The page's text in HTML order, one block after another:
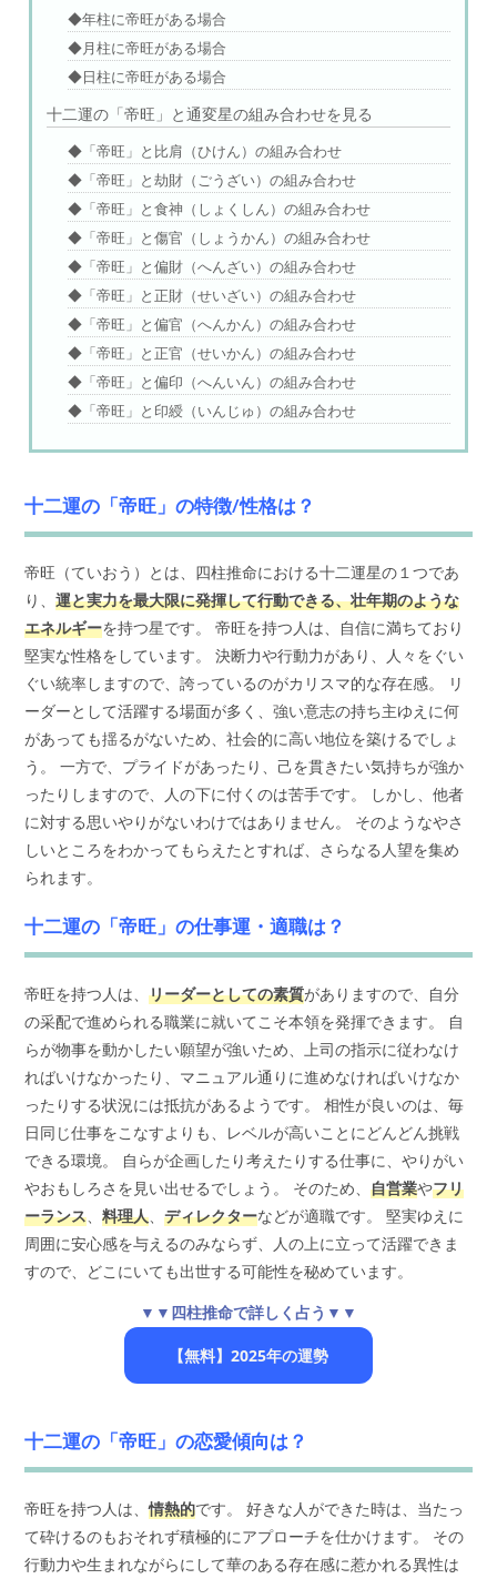
◆年柱に帝旺がある場合
◆月柱に帝旺がある場合
◆日柱に帝旺がある場合
十二運の「帝旺」と通変星の組み合わせを見る
◆「帝旺」と比肩（ひけん）の組み合わせ
◆「帝旺」と劫財（ごうざい）の組み合わせ
◆「帝旺」と食神（しょくしん）の組み合わせ
◆「帝旺」と傷官（しょうかん）の組み合わせ
◆「帝旺」と偏財（へんざい）の組み合わせ
◆「帝旺」と正財（せいざい）の組み合わせ
◆「帝旺」と偏官（へんかん）の組み合わせ
◆「帝旺」と正官（せいかん）の組み合わせ
◆「帝旺」と偏印（へんいん）の組み合わせ
◆「帝旺」と印綬（いんじゅ）の組み合わせ
十二運の「帝旺」の特徴/性格は？
帝旺（ていおう）とは、四柱推命における十二運星の１つであ
り、運と実力を最大限に発揮して行動できる、壮年期のような
エネルギーを持つ星です。 帝旺を持つ人は、自信に満ちており
堅実な性格をしています。 決断力や行動力があり、人々をぐい
ぐい統率しますので、誇っているのがカリスマ的な存在感。 リ
ーダーとして活躍する場面が多く、強い意志の持ち主ゆえに何
があっても揺るがないため、社会的に高い地位を築けるでしょ
う。 一方で、プライドがあったり、己を貫きたい気持ちが強か
ったりしますので、人の下に付くのは苦手です。 しかし、他者
に対する思いやりがないわけではありません。 そのようなやさ
しいところをわかってもらえたとすれば、さらなる人望を集め
られます。
十二運の「帝旺」の仕事運・適職は？
帝旺を持つ人は、リーダーとしての素質がありますので、自分
の采配で進められる職業に就いてこそ本領を発揮できます。 自
らが物事を動かしたい願望が強いため、上司の指示に従わなけ
ればいけなかったり、マニュアル通りに進めなければいけなか
ったりする状況には抵抗があるようです。 相性が良いのは、毎
日同じ仕事をこなすよりも、レベルが高いことにどんどん挑戦
できる環境。 自らが企画したり考えたりする仕事に、やりがい
やおもしろさを見い出せるでしょう。 そのため、自営業やフリ
ーランス、料理人、ディレクターなどが適職です。 堅実ゆえに
周囲に安心感を与えるのみならず、人の上に立って活躍できま
すので、どこにいても出世する可能性を秘めています。
▼▼四柱推命で詳しく占う▼▼
【無料】2025年の運勢
十二運の「帝旺」の恋愛傾向は？
帝旺を持つ人は、情熱的です。 好きな人ができた時は、当たっ
て砕けるのもおそれず積極的にアプローチを仕かけます。 その
行動力や生まれながらにして華のある存在感に惹かれる異性は